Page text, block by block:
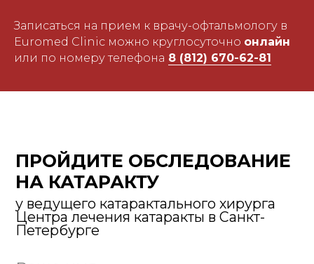
Записаться на прием к врачу-офтальмологу в
Euromed Clinic можно круглосуточно онлайн
или по номеру телефона 8 (812) 670-62-81